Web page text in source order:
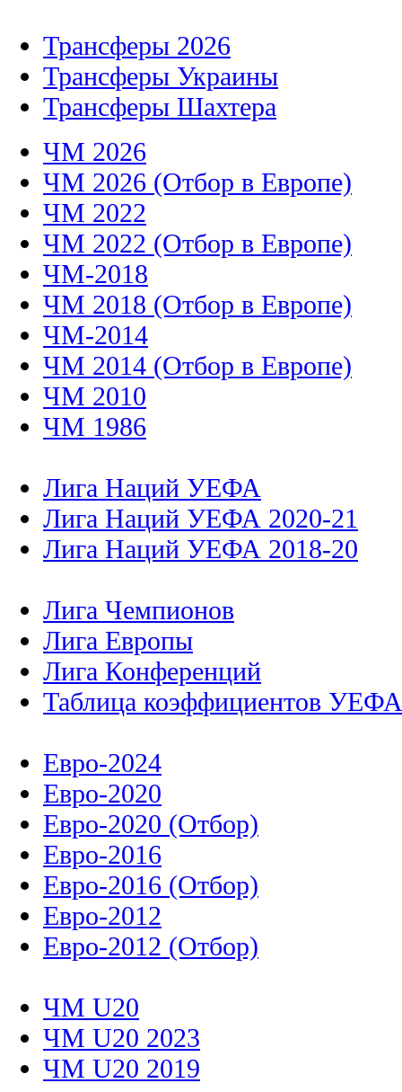
Трансферы 2026
Трансферы Украины
Трансферы Шахтера
ЧМ 2026
ЧМ 2026 (Отбор в Европе)
ЧМ 2022
ЧМ 2022 (Отбор в Европе)
ЧМ-2018
ЧМ 2018 (Отбор в Европе)
ЧМ-2014
ЧМ 2014 (Отбор в Европе)
ЧМ 2010
ЧМ 1986
Лига Наций УЕФА
Лига Наций УЕФА 2020-21
Лига Наций УЕФА 2018-20
Лига Чемпионов
Лига Европы
Лига Конференций
Таблица коэффициентов УЕФА
Евро-2024
Евро-2020
Евро-2020 (Отбор)
Евро-2016
Евро-2016 (Отбор)
Евро-2012
Евро-2012 (Отбор)
ЧМ U20
ЧМ U20 2023
ЧМ U20 2019